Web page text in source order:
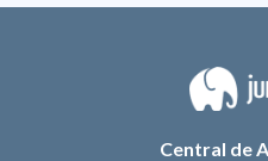
Central de